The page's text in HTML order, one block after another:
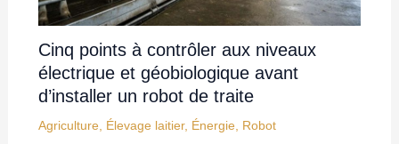
Cinq points à contrôler aux niveaux
électrique et géobiologique avant
d’installer un robot de traite
Agriculture Élevage laitier, Énergie Robot